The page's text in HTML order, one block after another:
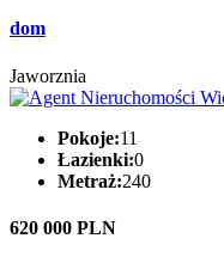
dom
Jaworznia
Pokoje:11
Łazienki:0
Metraż:240
620 000 PLN